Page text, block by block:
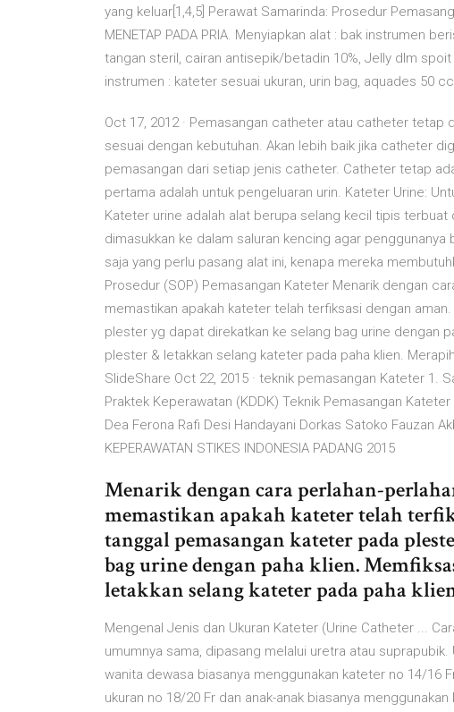
yang keluar[1,4,5] Perawat Samarinda: Prosedur
MENETAP PADA PRIA. Menyiapkan alat : bak instrumen
tangan steril, cairan antisepik/betadin 10%, Jelly dlm
instrumen : kateter sesuai ukuran, urin bag, aquades 50
Oct 17, 2012 · Pemasangan catheter atau catheter tetap
sesuai dengan kebutuhan. Akan lebih baik jika catheter
pemasangan dari setiap jenis catheter. Catheter tetap
pertama adalah untuk pengeluaran urin. Kateter Urine:
Kateter urine adalah alat berupa selang kecil tipis
dimasukkan ke dalam saluran kencing agar
saja yang perlu pasang alat ini, kenapa mereka
Prosedur (SOP) Pemasangan Kateter Menarik dengan
memastikan apakah kateter telah terfiksasi dengan
plester yg dapat direkatkan ke selang bag urine dengan
plester & letakkan selang kateter pada paha klien.
SlideShare Oct 22, 2015 · teknik pemasangan Kateter 1.
Praktek Keperawatan (KDDK) Teknik Pemasangan
Dea Ferona Rafi Desi Handayani Dorkas Satoko Fauzan
KEPERAWATAN STIKES INDONESIA PADANG 2015
Menarik dengan cara perlahan-
memastikan apakah kateter telah
tanggal pemasangan kateter pada
bag urine dengan paha klien.
letakkan selang kateter pada paha
Mengenal Jenis dan Ukuran Kateter (Urine Catheter ...
umumnya sama, dipasang melalui uretra atau
wanita dewasa biasanya menggunakan kateter no 14/16
ukuran no 18/20 Fr dan anak-anak biasanya